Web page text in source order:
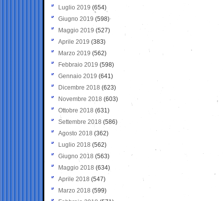
Luglio 2019 (654)
Giugno 2019 (598)
Maggio 2019 (527)
Aprile 2019 (383)
Marzo 2019 (562)
Febbraio 2019 (598)
Gennaio 2019 (641)
Dicembre 2018 (623)
Novembre 2018 (603)
Ottobre 2018 (631)
Settembre 2018 (586)
Agosto 2018 (362)
Luglio 2018 (562)
Giugno 2018 (563)
Maggio 2018 (634)
Aprile 2018 (547)
Marzo 2018 (599)